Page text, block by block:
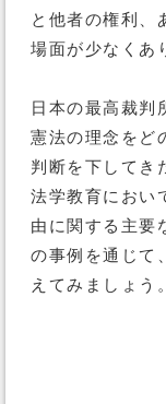
と他者の権利、
場面が少なくあ
日本の最高裁判
憲法の理念をど
判断を下してき
法学教育におい
由に関する主要
の事例を通じて
えてみましょう。